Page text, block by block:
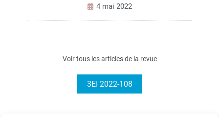
4 mai 2022
Voir tous les articles de la revue
3EI 2022-108